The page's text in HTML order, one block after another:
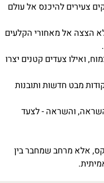
צעירים להיכנס אל עולם
הצצה אל מאחורי הקלעים
ואילו צעדים קטנים יצרו
מבט חדשות ותובנות
והשראה - לצעד
אלא מרחב שמחבר בין